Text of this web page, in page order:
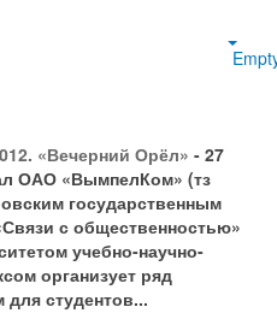
«Вечерний Орёл» - 27
ОАО «ВымпелКом» (тз
государственным
с общественностью»
учебно-научно-
организует ряд
студентов...